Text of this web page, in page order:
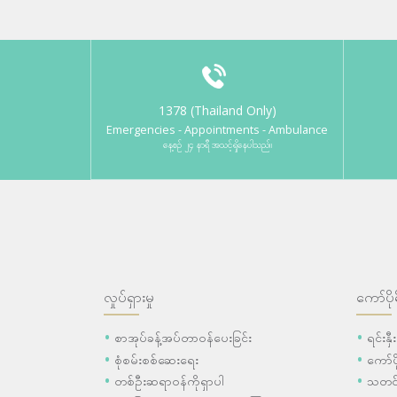
1378 (Thailand Only)
Emergencies - Appointments - Ambulance
နေ့စဉ် ၂၄ နာရီ အသင့်ရှိနေပါသည်။
လှုပ်ရှားမှု
စာအုပ်ခန့်အပ်တာဝန်ပေးခြင်း
စုံစမ်းစစ်ဆေးရေး
တစ်ဦးဆရာဝန်ကိုရှာပါ
ကော်
ရင်း
ကေ
သတင်